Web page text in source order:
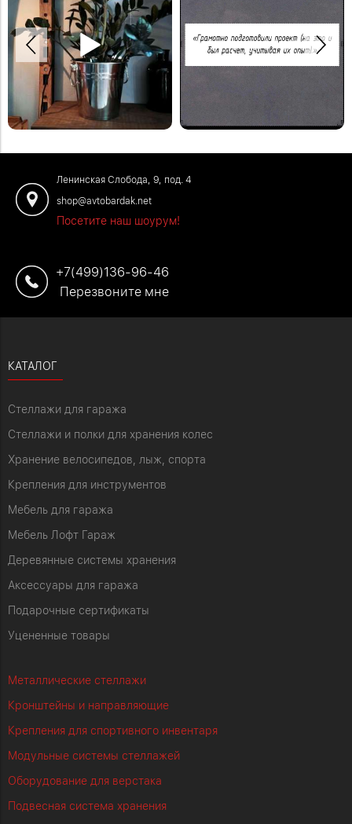
Деревянная модульная полка в
систему стеллажей Woody.
#деревяннаямебель
Спасибо Дмитрию за отзыв!
Ленинская Слобода, 9, под. 4
shop@avtobardak.net
Посетите наш шоурум!
+7(499)136-96-46
Перезвоните мне
КАТАЛОГ
Стеллажи для гаража
Стеллажи и полки для хранения колес
Хранение велосипедов, лыж, спорта
Крепления для инструментов
Мебель для гаража
Мебель Лофт Гараж
Деревянные системы хранения
Аксессуары для гаража
Подарочные сертификаты
Уцененные товары
Металлические стеллажи
Кронштейны и направляющие
Крепления для спортивного инвентаря
Модульные системы стеллажей
Оборудование для верстака
Подвесная система хранения